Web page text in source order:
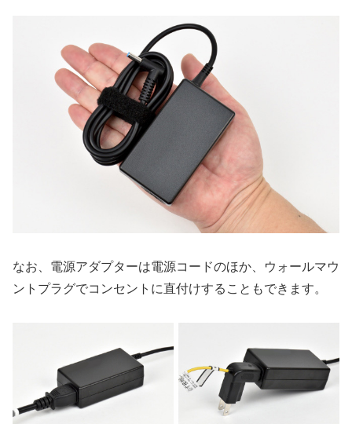
なお、電源アダプターは電源コードのほか、ウォールマウ
ントプラグでコンセントに直付けすることもできます。